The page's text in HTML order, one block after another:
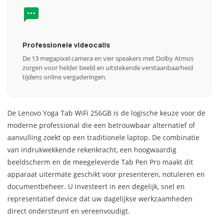
Professionele videocalls
De 13 megapixel camera en vier speakers met Dolby Atmos
zorgen voor helder beeld en uitstekende verstaanbaarheid
tijdens online vergaderingen.
De Lenovo Yoga Tab WiFi 256GB is de logische keuze voor de
moderne professional die een betrouwbaar alternatief of
aanvulling zoekt op een traditionele laptop. De combinatie
van indrukwekkende rekenkracht, een hoogwaardig
beeldscherm en de meegeleverde Tab Pen Pro maakt dit
apparaat uitermate geschikt voor presenteren, notuleren en
documentbeheer. U investeert in een degelijk, snel en
representatief device dat uw dagelijkse werkzaamheden
direct ondersteunt en vereenvoudigt.